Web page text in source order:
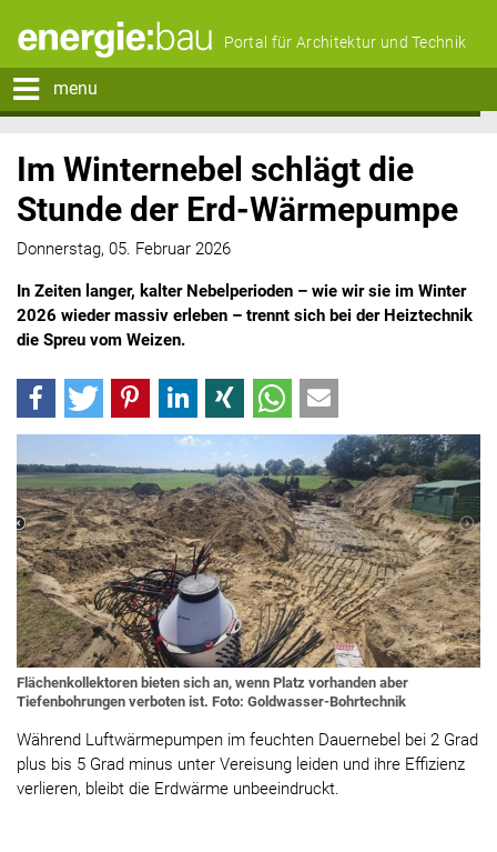
Portal für Architektur und Technik
menu
Im Winternebel schlägt die
Stunde der Erd-Wärmepumpe
Donnerstag, 05. Februar 2026
In Zeiten langer, kalter Nebelperioden – wie wir sie im Winter
2026 wieder massiv erleben – trennt sich bei der Heiztechnik
die Spreu vom Weizen.
Flächenkollektoren bieten sich an, wenn Platz vorhanden aber
Tiefenbohrungen verboten ist. Foto: Goldwasser-Bohrtechnik
Während Luftwärmepumpen im feuchten Dauernebel bei 2 Grad
plus bis 5 Grad minus unter Vereisung leiden und ihre Effizienz
verlieren, bleibt die Erdwärme unbeeindruckt.